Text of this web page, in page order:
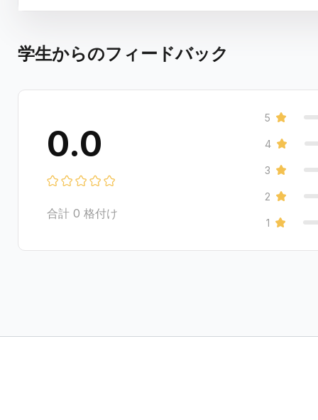
学生からのフィードバック
0.0
合計 0 格付け
5
4
3
2
1